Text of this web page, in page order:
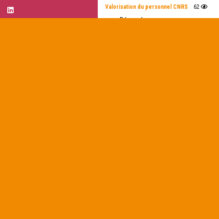
Valorisation du personnel CNRS 62
Démarré par :